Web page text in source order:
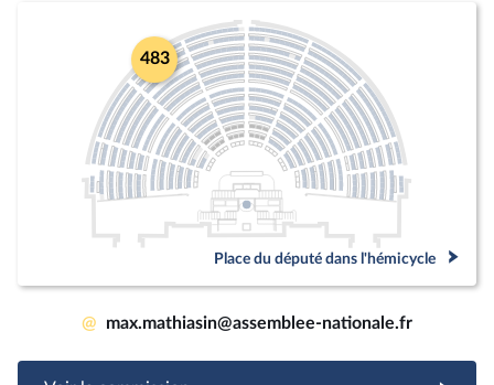
483
Place du député dans l'hémicycle
@ max.mathiasin@assemblee-nationale.fr